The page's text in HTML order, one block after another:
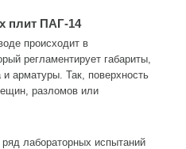
плит ПАГ-14
происходит в
регламентирует габариты,
арматуры. Так, поверхность
разломов или
ряд лабораторных испытаний